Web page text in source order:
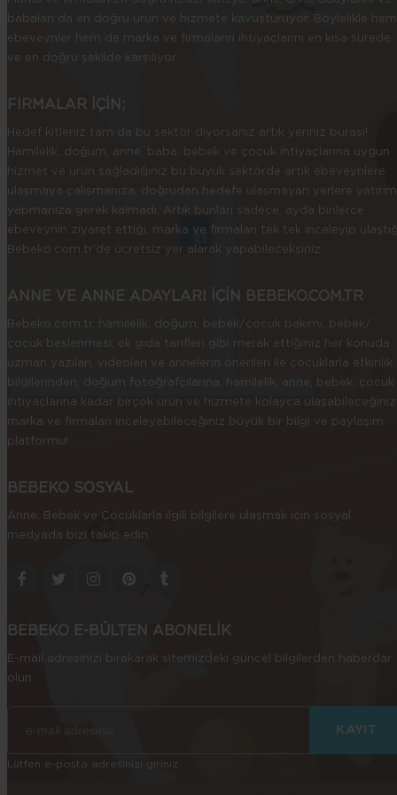
babaları da en doğru ürün ve hizmete kavuşturuyor. Böylelikle hem
ebeveynler hem de marka ve firmaların ihtiyaçlarını en kısa sürede
ve en doğru şekilde karşılıyor.
FİRMALAR İÇİN;
Hedef kitleniz tam da bu sektör diyorsanız artık yeriniz burası!
Hamilelik, doğum, anne, baba, bebek ve çocuk ihtiyaçlarına uygun
hizmet ve ürün sağladığınız bu büyük sektörde artık ebeveynlere
ulaşmaya çalışmanıza, doğrudan hedefe ulaşmayan yerlere yatırım
yapmanıza gerek kalmadı. Artık bunları sadece, ayda binlerce
ebeveynin ziyaret ettiği, marka ve firmaları tek tek inceleyip
Bebeko.com.tr’de ücretsiz yer alarak yapabileceksiniz.
ANNE VE ANNE ADAYLARI İÇİN BEBEKO.COM.TR
Bebeko.com.tr, hamilelik, doğum, bebek/çocuk bakımı, bebek/
çocuk beslenmesi, ek gıda tarifleri gibi merak ettiğiniz her konuda
uzman yazıları, videoları ve annelerin önerileri ile çocuklarla etkinlik
bilgilerinden, doğum fotoğrafçılarına, hamilelik, anne, bebek, çocuk
ihtiyaçlarına kadar birçok ürün ve hizmete kolayca ulaşabileceğiniz
marka ve firmaları inceleyebileceğiniz büyük bir bilgi ve paylaşım
platformu!
BEBEKO SOSYAL
Anne, Bebek ve Çocuklarla ilgili bilgilere ulaşmak için sosyal
medyada bizi takip edin.
BEBEKO E-BÜLTEN ABONELİK
E-mail adresinizi bırakarak sitemizdeki güncel bilgilerden haberdar
olun.
Lütfen e-posta adresinizi giriniz